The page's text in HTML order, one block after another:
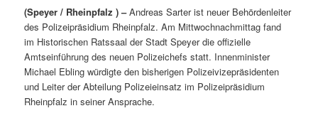
(Speyer / Rheinpfalz ) –Andreas Sarter ist neuer Behördenleiter
des Polizeipräsidium Rheinpfalz. Am Mittwochnachmittag fand
im Historischen Ratssaal der Stadt Speyer die offizielle
Amtseinführung des neuen Polizeichefs statt. Innenminister
Michael Ebling würdigte den bisherigen Polizeivizepräsidenten
und Leiter der Abteilung Polizeieinsatz im Polizeipräsidium
Rheinpfalz in seiner Ansprache.